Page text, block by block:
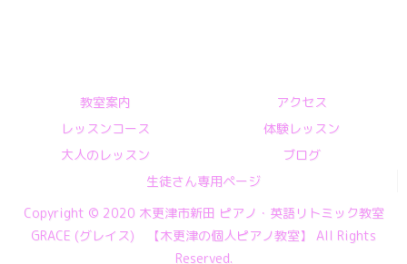
教室案内
アクセス
レッスンコース
体験レッスン
大人のレッスン
ブログ
生徒さん専用ページ
Copyright © 2020 木更津市新田 ピアノ・英語リトミック教室
GRACE (グレイス) 【木更津の個人ピアノ教室】 All Rights
Reserved.